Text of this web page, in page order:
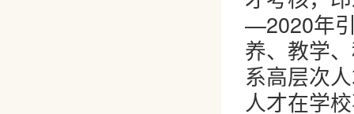
—2020年
养、教学
系高层次
人才在学